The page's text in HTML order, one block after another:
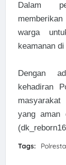
Dalam
warga
keamanan
Dengan
kehadiran
yang aman
Tags: